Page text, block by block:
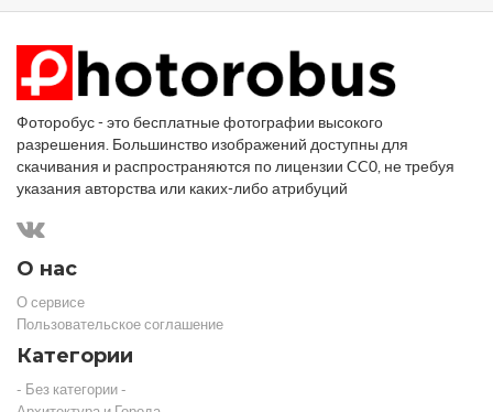
Фоторобус - это бесплатные фотографии высокого
разрешения. Большинство изображений доступны для
скачивания и распространяются по лицензии CC0, не требуя
указания авторства или каких-либо атрибуций
О нас
О сервисе
Пользовательское соглашение
Категории
- Без категории -